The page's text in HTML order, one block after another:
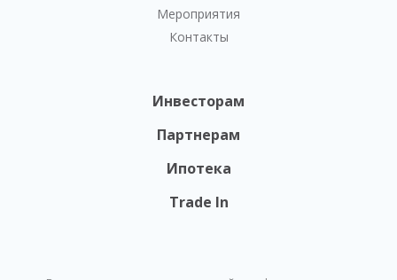
Мероприятия
Контакты
Инвесторам
Партнерам
Ипотека
Trade In